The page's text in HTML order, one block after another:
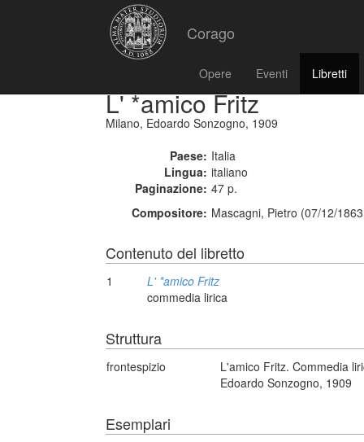
Corago
Opere Eventi Libretti
L' *amico Fritz
Milano, Edoardo Sonzogno, 1909
Paese: Italia
Lingua: italiano
Paginazione: 47 p.
Compositore: Mascagni, Pietro (07/12/
Contenuto del libretto
1
L' *amico Fritz
commedia lirica
Struttura
frontespizio
L'amico Fritz. Commedia
Edoardo Sonzogno, 1909
Esemplari